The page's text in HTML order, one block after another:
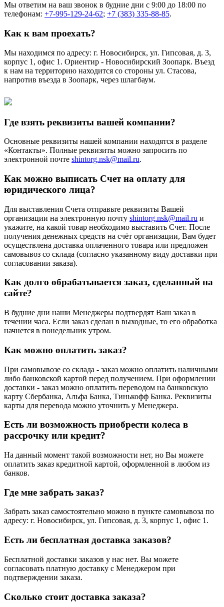
Мы ответим на ваш звонок в будние дни с 9:00 до 18:00 по
телефонам: +7-995-129-24-62; +7 (383) 335-88-85.
Как к вам проехать?
Мы находимся по адресу: г. Новосибирск, ул. Гипсовая, д. 3,
корпус 1, офис 1. Ориентир - Новосибирский Зоопарк. Въезд
к нам на территорию находится со стороны ул. Стасова,
напротив въезда в Зоопарк, через шлагбаум.
Где взять реквизиты вашей компании?
Основные реквизиты нашей компании находятся в разделе
«Контакты». Полные реквизиты можно запросить по
электронной почте shintorg.nsk@mail.ru.
Как можно выписать Счет на оплату для
юридического лица?
Для выставления Счета отправьте реквизиты Вашей
организации на электронную почту shintorg.nsk@mail.ru и
укажите, на какой товар необходимо выставить Счет. После
получения денежных средств на счёт организации, Вам будет
осуществлена доставка оплаченного товара или предложен
самовывоз со склада (согласно указанному виду доставки при
согласовании заказа).
Как долго обрабатывается заказ, сделанный на
сайте?
В будние дни наши Менеджеры подтвердят Ваш заказ в
течении часа. Если заказ сделан в выходные, то его обработка
начнется в понедельник утром.
Как можно оплатить заказ?
При самовывозе со склада - заказ можно оплатить наличными
либо банковской картой перед получением. При оформлении
доставки - заказ можно оплатить переводом на банковскую
карту Сбербанка, Альфа Банка, Тинькофф Банка. Реквизиты
карты для перевода можно уточнить у Менеджера.
Есть ли возможность приобрести колеса в
рассрочку или кредит?
На данный момент такой возможности нет, но Вы можете
оплатить заказ кредитной картой, оформленной в любом из
банков.
Где мне забрать заказ?
Забрать заказ самостоятельно можно в пункте самовывоза по
адресу: г. Новосибирск, ул. Гипсовая, д. 3, корпус 1, офис 1.
Есть ли бесплатная доставка заказов?
Бесплатной доставки заказов у нас нет. Вы можете
согласовать платную доставку с Менеджером при
подтверждении заказа.
Сколько стоит доставка заказа?